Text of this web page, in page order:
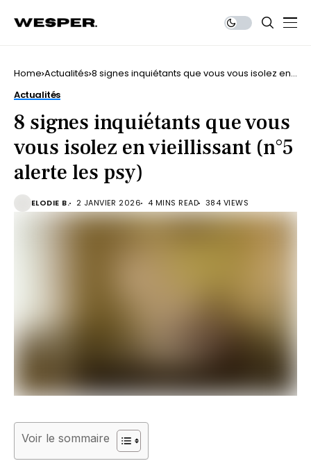
Home Actualités 8 signes inquiétants que vous vous isolez en
Actualités
8 signes inquiétants que vous
vous isolez en vieillissant (n°5
alerte les psy)
ELODIE B. 2 JANVIER 2026 4 MINS READ 384 VIEWS
Voir le sommaire